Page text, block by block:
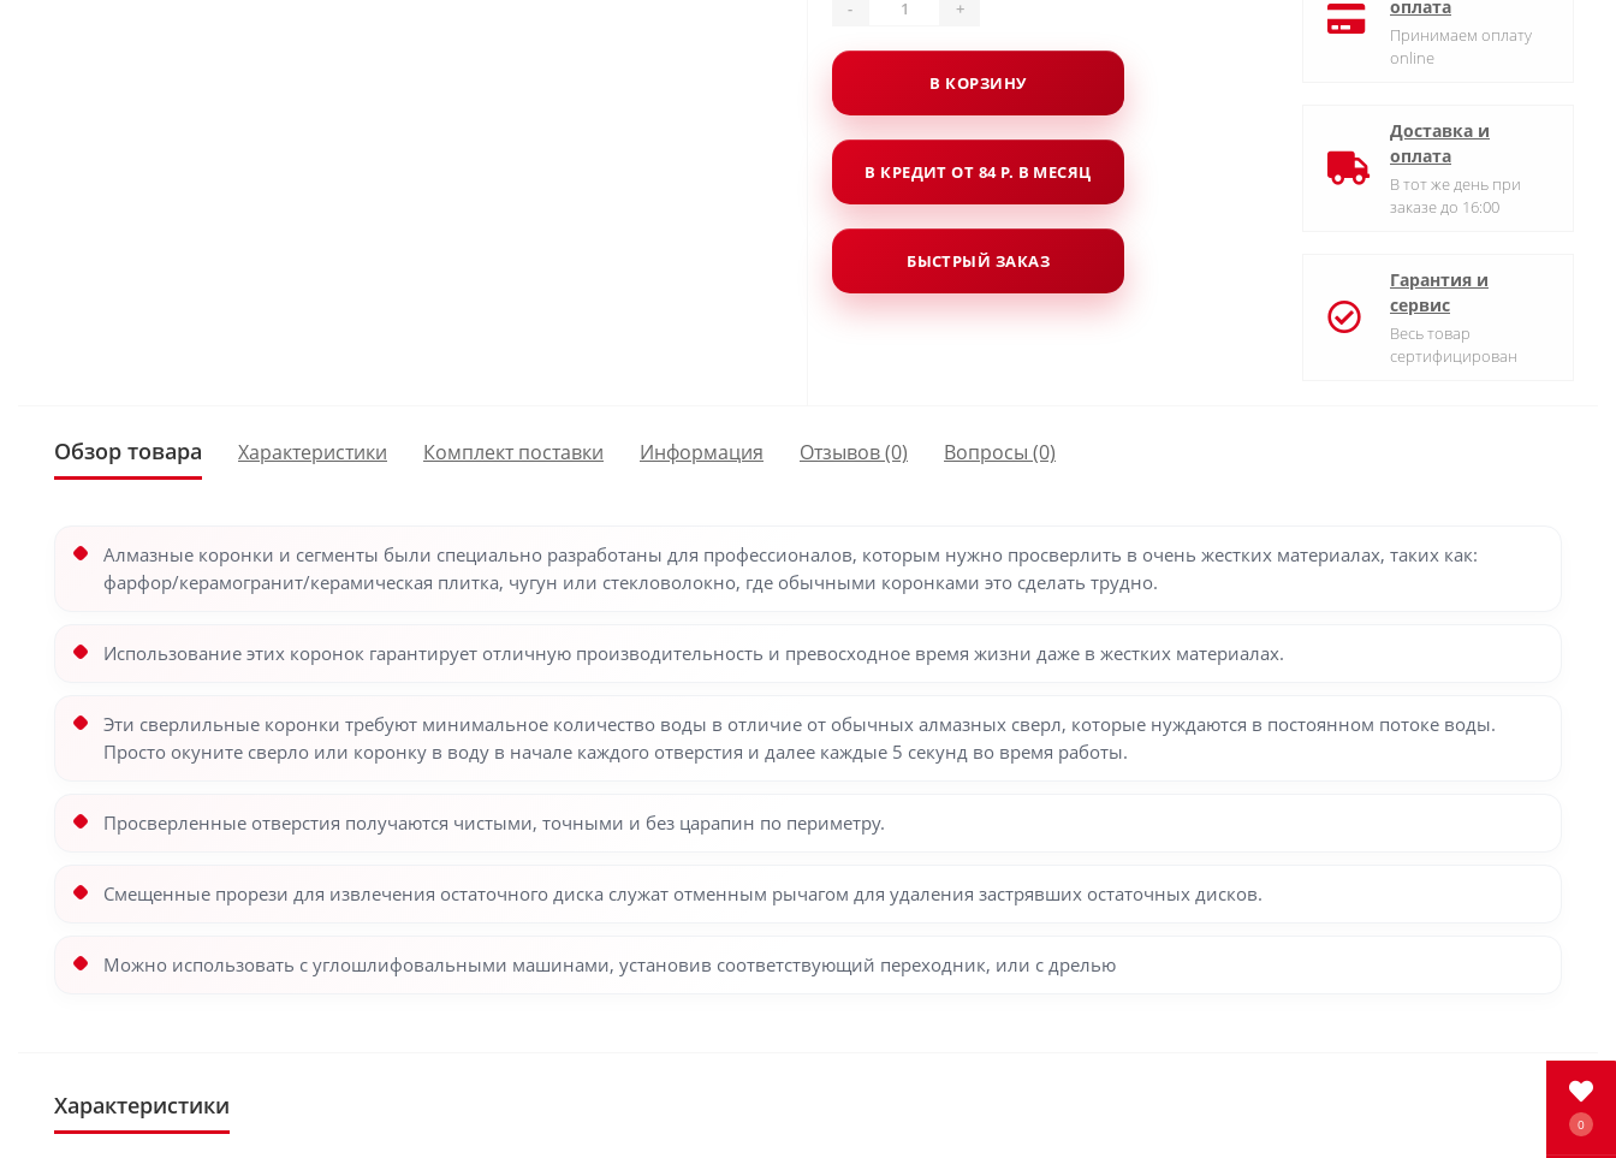
0
- +
В КОРЗИНУ
В КРЕДИТ ОТ 84 Р. В МЕСЯЦ
БЫСТРЫЙ ЗАКАЗ
оплата
Принимаем оплату
online
Доставка и
оплата
В тот же день при
заказе до 16:00
Гарантия и
сервис
Весь товар
сертифицирован
Обзор товара Характеристики Комплект поставки Информация Отзывов (0) Вопросы (0)
Алмазные коронки и сегменты были специально разработаны для профессионалов, которым нужно просверлить в очень жестких материалах, таких как:
фарфор/керамогранит/керамическая плитка, чугун или стекловолокно, где обычными коронками это сделать трудно.
Использование этих коронок гарантирует отличную производительность и превосходное время жизни даже в жестких материалах.
Эти сверлильные коронки требуют минимальное количество воды в отличие от обычных алмазных сверл, которые нуждаются в постоянном потоке воды.
Просто окуните сверло или коронку в воду в начале каждого отверстия и далее каждые 5 секунд во время работы.
Просверленные отверстия получаются чистыми, точными и без царапин по периметру.
Смещенные прорези для извлечения остаточного диска служат отменным рычагом для удаления застрявших остаточных дисков.
Можно использовать с углошлифовальными машинами, установив соответствующий переходник, или с дрелью
Характеристики